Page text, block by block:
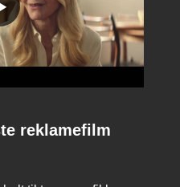
reklamefilm